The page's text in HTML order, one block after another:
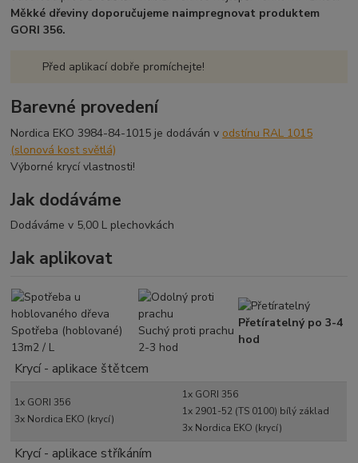
Měkké dřeviny doporučujeme naimpregnovat produktem
GORI 356.
Před aplikací dobře promíchejte!
Barevné provedení
Nordica EKO 3984-84-1015 je dodáván v odstínu RAL 1015
(slonová kost světlá)
Výborné krycí vlastnosti!
Jak dodáváme
Dodáváme v 5,00 L plechovkách
Jak aplikovat
ŠTĚTCEM
Přetíratelný po 3-4 hodinách
Theoretická spotřeba: 12 - 15 m2/l
Pro dosažení potřebné tloušťky
vrstvy 3x natřít!
pistolí nebo automatickým zařízením
Tloušťka mokré vrstvy 2x nástřik
cca 100 - 130 micronů
Spotřeba (hoblované)
13m2 / L
Suchý proti prachu
2-3 hod
Přetíratelný po 3-4
hod
Krycí - aplikace štětcem
1x GORI 356
3x Nordica EKO (krycí)
1x GORI 356
1x 2901-52 (TS 0100) bílý základ
3x Nordica EKO (krycí)
Krycí - aplikace stříkáním